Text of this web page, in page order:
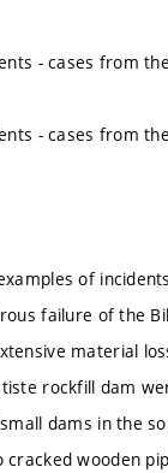
- cases from
- cases from
of
failure of the
material
rockfill dam
dams in the
wooden